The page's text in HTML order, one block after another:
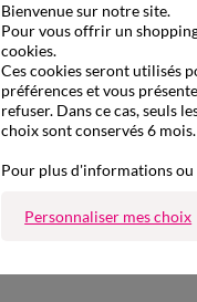
Bienvenue sur notre site.
Pour vous offrir un
cookies.
Ces cookies seront utilisés
préférences et vous
refuser. Dans ce cas, seuls
choix sont conservés 6 mois.
Pour plus d'informations
Personnaliser mes choix